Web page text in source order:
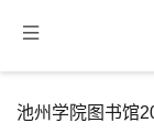
池州学院图书馆